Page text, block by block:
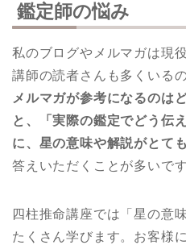
鑑定師の悩み
私のブログやメルマガは現
講師の読者さんも多くいるの
メルマガが参考になるのは
と、「実際の鑑定でどう伝
に、星の意味や解説がとて
答えいただくことが多いです
四柱推命講座では「星の意
たくさん学びます。お客様